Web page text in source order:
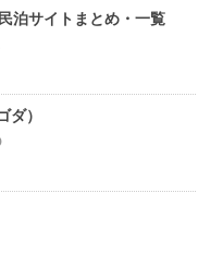
泊サイトまとめ・一覧
ダ）